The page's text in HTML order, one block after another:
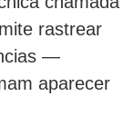
rastrear
—
aparecer